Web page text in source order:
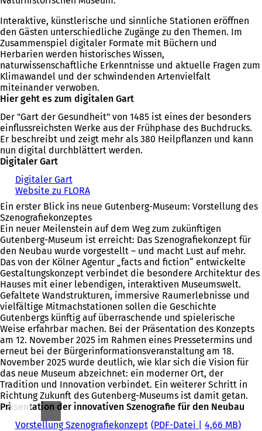
u
e
n
T
a
b
)
Interaktive, künstlerische und sinnliche Stationen eröffnen
den Gästen unterschiedliche Zugänge zu den Themen. Im
Zusammenspiel digitaler Formate mit Büchern und
Herbarien werden historisches Wissen,
naturwissenschaftliche Erkenntnisse und aktuelle Fragen zum
Klimawandel und der schwindenden Artenvielfalt
miteinander verwoben.
Hier geht es zum digitalen Gart
Der "Gart der Gesundheit" von 1485 ist eines der besonders
einflussreichsten Werke aus der Frühphase des Buchdrucks.
Er beschreibt und zeigt mehr als 380 Heilpflanzen und kann
nun digital durchblättert werden.
Digitaler Gart
Digitaler Gart(
Ö
f
f
n
e
t
i
n
e
i
n
e
m
n
e
u
e
n
T
a
b
)
Website zu FLORA(
Ö
f
f
n
e
t
i
n
e
i
n
e
m
n
e
u
e
n
T
a
b
Ein erster Blick ins neue Gutenberg-Museum: Vorstellung des
Szenografiekonzeptes
Ein neuer Meilenstein auf dem Weg zum zukünftigen
Gutenberg-Museum ist erreicht: Das Szenografiekonzept für
den Neubau wurde vorgestellt – und macht Lust auf mehr.
Das von der Kölner Agentur „facts and fiction“ entwickelte
Gestaltungskonzept verbindet die besondere Architektur des
Hauses mit einer lebendigen, interaktiven Museumswelt.
Gefaltete Wandstrukturen, immersive Raumerlebnisse und
vielfältige Mitmachstationen sollen die Geschichte
Gutenbergs künftig auf überraschende und spielerische
Weise erfahrbar machen. Bei der Präsentation des Konzepts
am 12. November 2025 im Rahmen eines Pressetermins und
erneut bei der Bürgerinformationsveranstaltung am 18.
November 2025 wurde deutlich, wie klar sich die Vision für
das neue Museum abzeichnet: ein moderner Ort, der
Tradition und Innovation verbindet. Ein weiterer Schritt in
Richtung Zukunft des Gutenberg-Museums ist damit getan.
Präsentation der innovativen Szenografie für den Neubau
Vorstellung Szenografiekonzept PDF-Datei
4,66 MB